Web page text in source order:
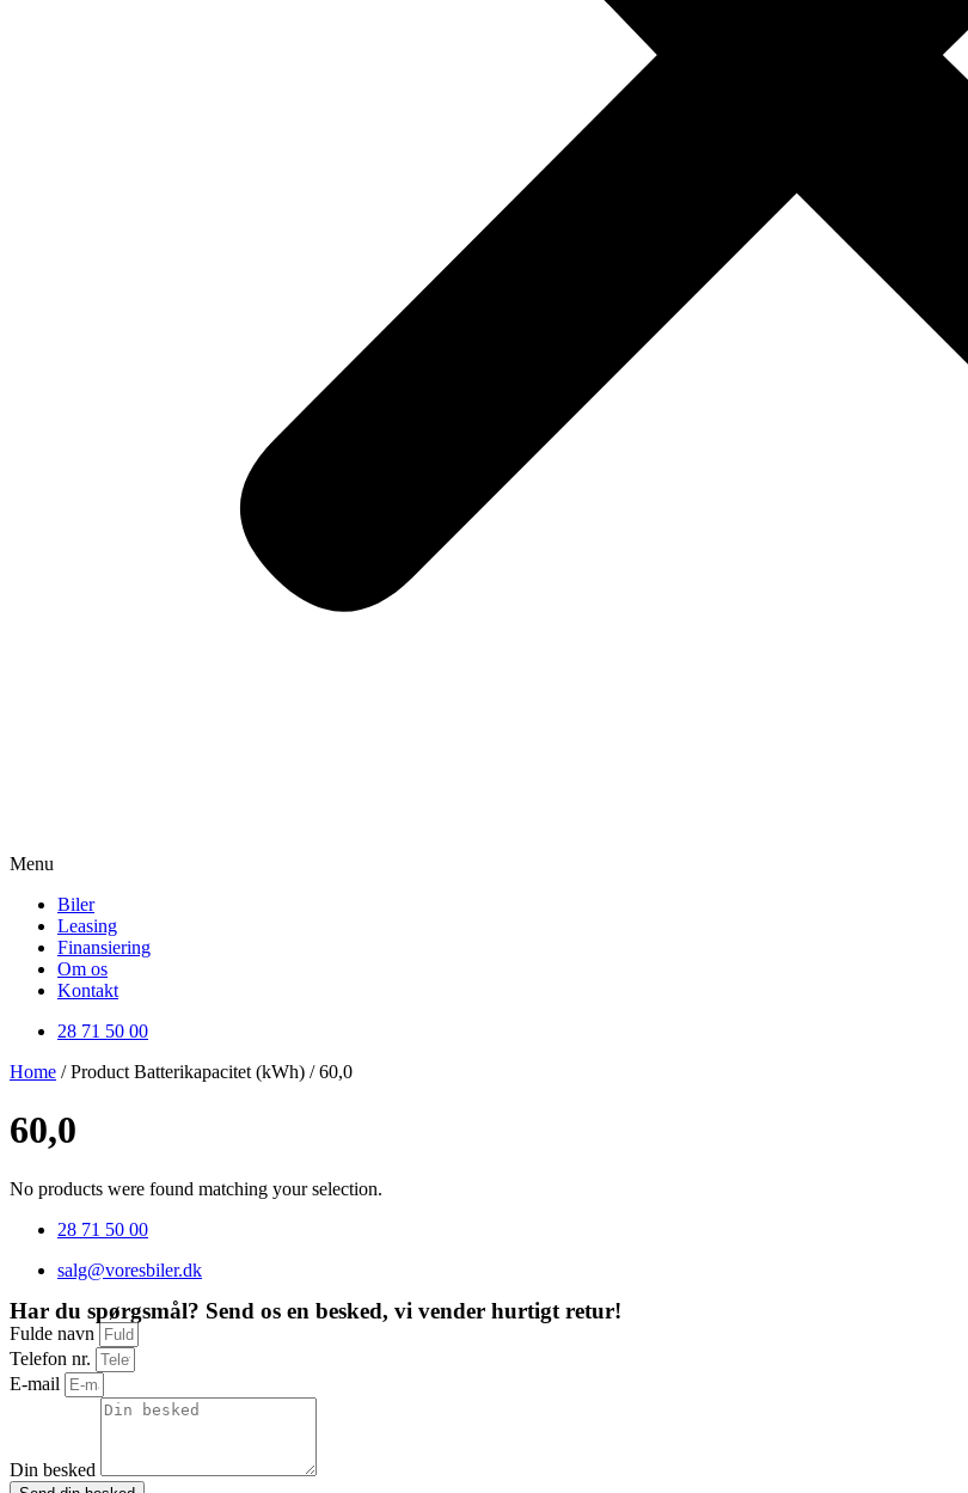
Menu
Biler
Leasing
Finansiering
Om os
Kontakt
28 71 50 00
Home / Product Batterikapacitet (kWh) / 60,0
60,0
No products were found matching your selection.
28 71 50 00
salg@voresbiler.dk
Har du spørgsmål? Send os en besked, vi vender hurtigt retur!
Fulde navn
Telefon nr.
E-mail
Din besked